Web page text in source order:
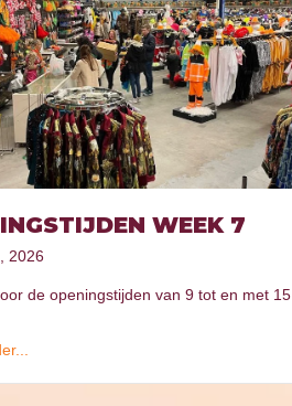
WEEK 7
2026
de openingstijden van 9 tot en met 15